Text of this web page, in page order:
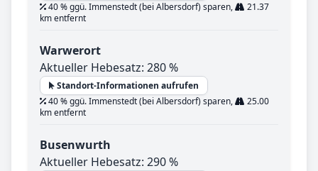
40 % ggü. Immenstedt (bei Albersdorf) sparen,
21.37
km entfernt
Warwerort
Aktueller Hebesatz: 280 %
Standort-Informationen aufrufen
40 % ggü. Immenstedt (bei Albersdorf) sparen,
25.00
km entfernt
Busenwurth
Aktueller Hebesatz: 290 %